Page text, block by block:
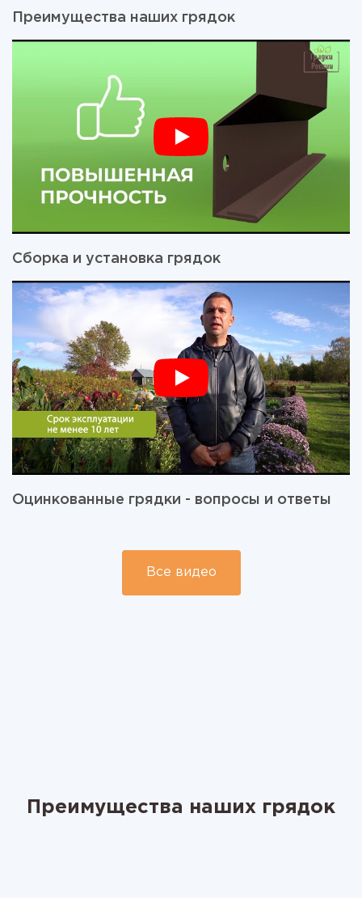
Преимущества наших грядок
Сборка и установка грядок
Оцинкованные грядки - вопросы и ответы
Все видео
Преимущества наших грядок